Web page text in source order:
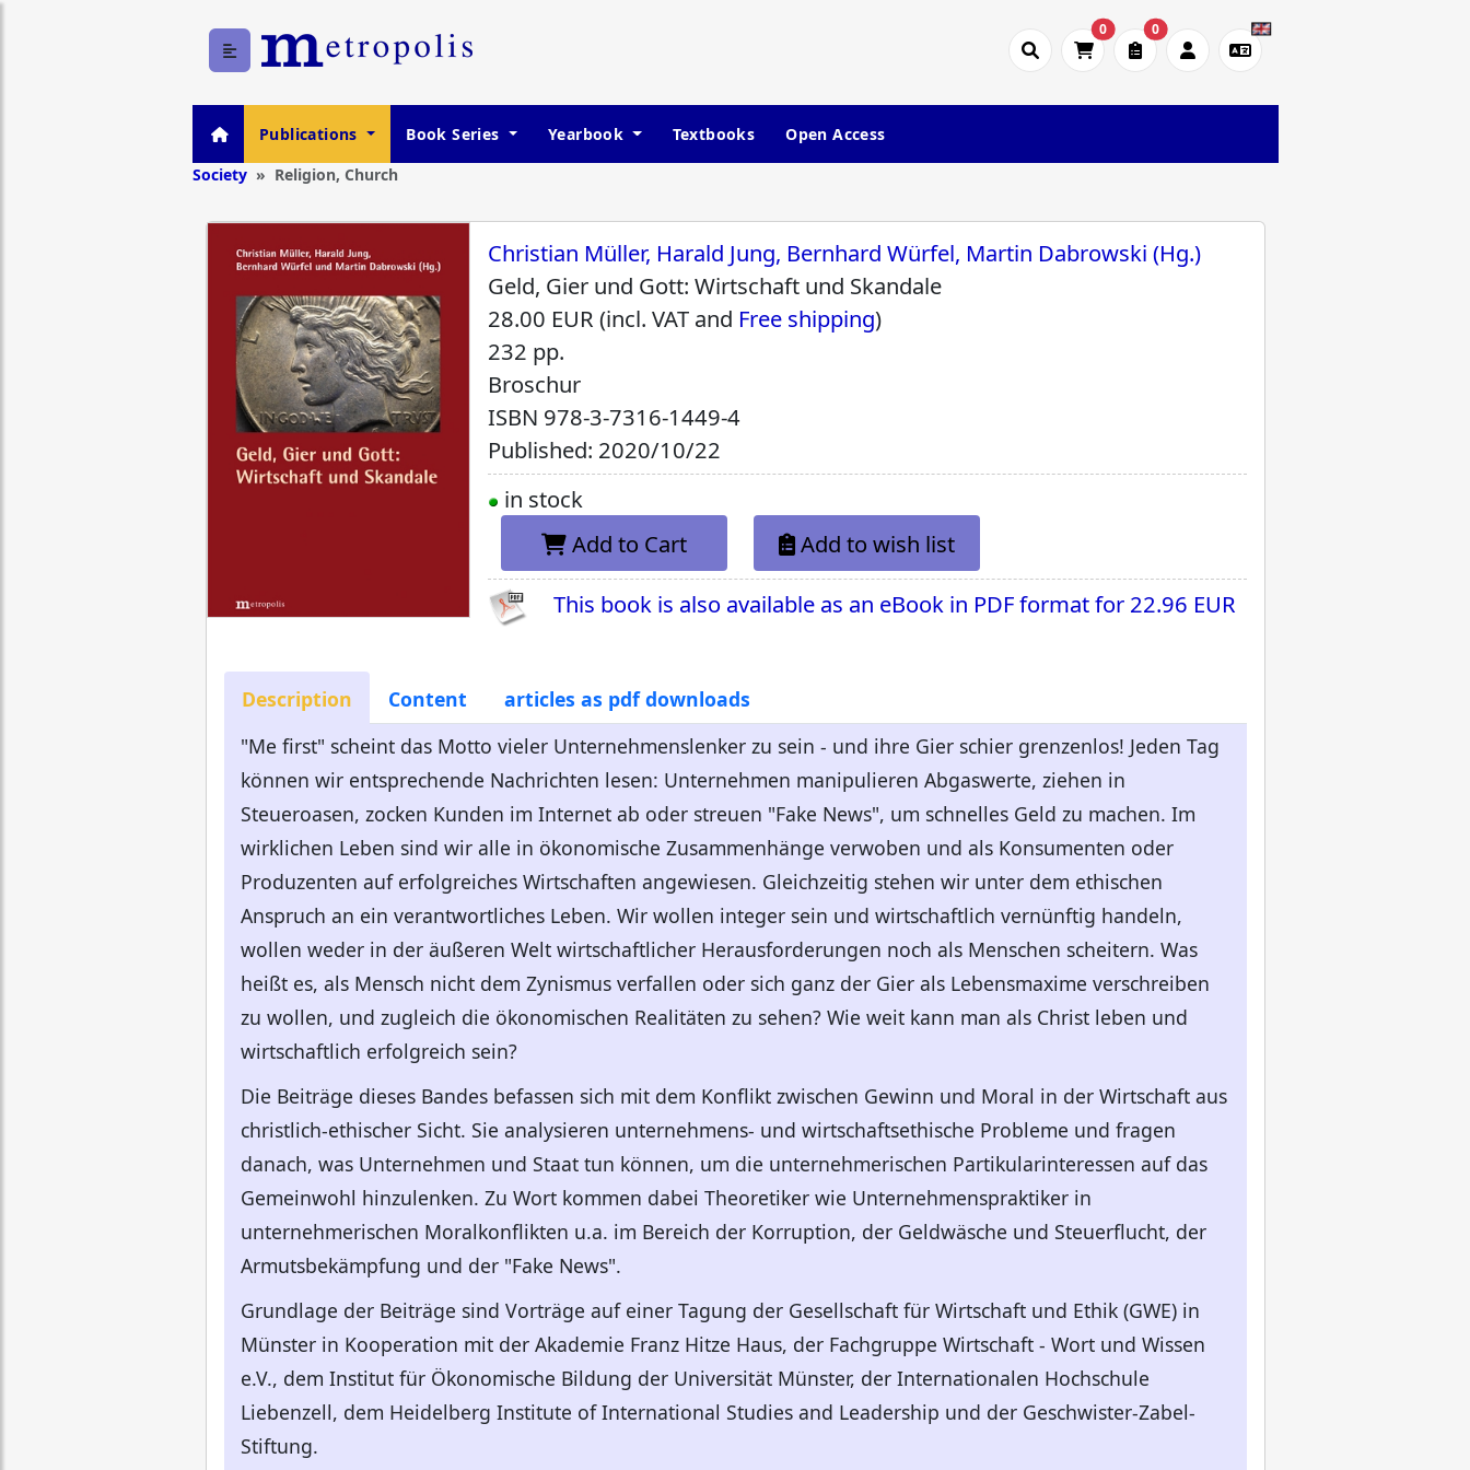
0 0
Publications Book Series Yearbook Textbooks
Open Access
Society
Religion, Church
Christian Müller, Harald Jung, Bernhard Würfel, Martin Dabrowski (Hg.)
Geld, Gier und Gott: Wirtschaft und Skandale
28.00 EUR (incl. VAT and Free shipping)
232 pp.
Broschur
ISBN 978-3-7316-1449-4
Published: 2020/10/22
in stock
Add to Cart
Add to wish list
This book is also available as an eBook in PDF format for 22.96 EUR
Description Content
articles as pdf downloads
"Me first" scheint das Motto vieler Unternehmenslenker zu sein - und ihre Gier schier grenzenlos! Jeden Tag
können wir entsprechende Nachrichten lesen: Unternehmen manipulieren Abgaswerte, ziehen in
Steueroasen, zocken Kunden im Internet ab oder streuen "Fake News", um schnelles Geld zu machen. Im
wirklichen Leben sind wir alle in ökonomische Zusammenhänge verwoben und als Konsumenten oder
Produzenten auf erfolgreiches Wirtschaften angewiesen. Gleichzeitig stehen wir unter dem ethischen
Anspruch an ein verantwortliches Leben. Wir wollen integer sein und wirtschaftlich vernünftig handeln,
wollen weder in der äußeren Welt wirtschaftlicher Herausforderungen noch als Menschen scheitern. Was
heißt es, als Mensch nicht dem Zynismus verfallen oder sich ganz der Gier als Lebensmaxime verschreiben
zu wollen, und zugleich die ökonomischen Realitäten zu sehen? Wie weit kann man als Christ leben und
wirtschaftlich erfolgreich sein?
Die Beiträge dieses Bandes befassen sich mit dem Konflikt zwischen Gewinn und Moral in der Wirtschaft aus
christlich-ethischer Sicht. Sie analysieren unternehmens- und wirtschaftsethische Probleme und fragen
danach, was Unternehmen und Staat tun können, um die unternehmerischen Partikularinteressen auf das
Gemeinwohl hinzulenken. Zu Wort kommen dabei Theoretiker wie Unternehmenspraktiker in
unternehmerischen Moralkonflikten u.a. im Bereich der Korruption, der Geldwäsche und Steuerflucht, der
Armutsbekämpfung und der "Fake News".
Grundlage der Beiträge sind Vorträge auf einer Tagung der Gesellschaft für Wirtschaft und Ethik (GWE) in
Münster in Kooperation mit der Akademie Franz Hitze Haus, der Fachgruppe Wirtschaft - Wort und Wissen
e.V., dem Institut für Ökonomische Bildung der Universität Münster, der Internationalen Hochschule
Liebenzell, dem Heidelberg Institute of International Studies and Leadership und der Geschwister-Zabel-
Stiftung.